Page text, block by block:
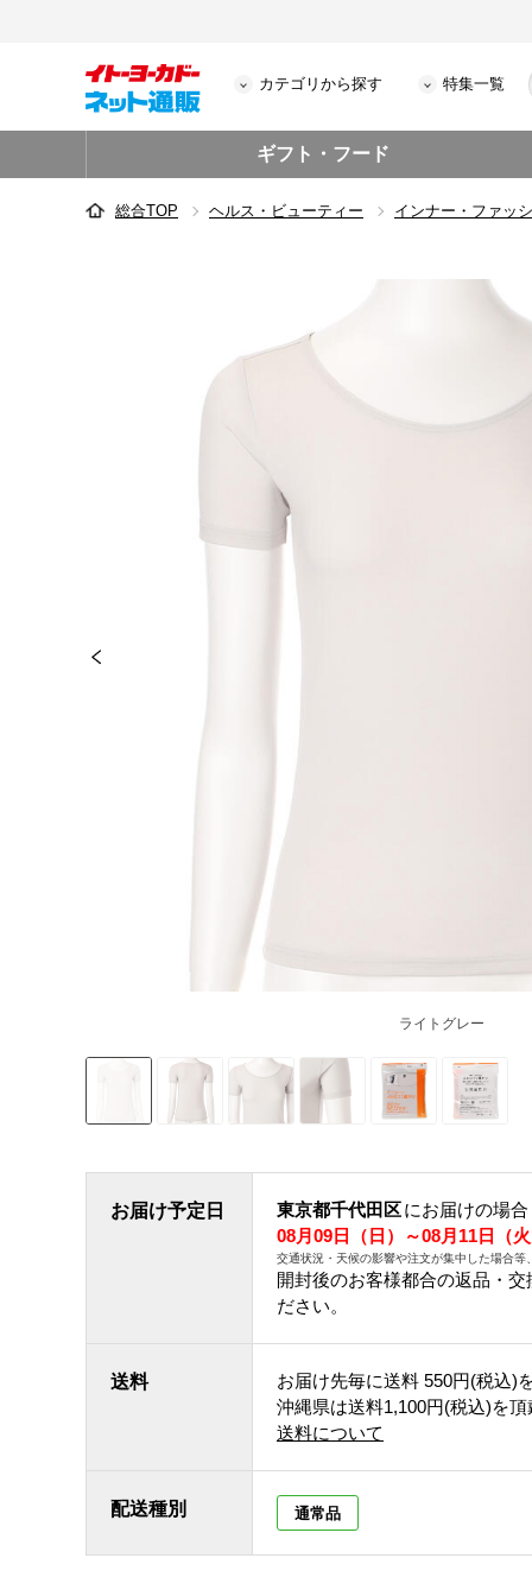
カテゴリから探す 特集一覧
ギフト・フード
総合TOP ヘルス・ビューティー インナー・ファッ
ライトグレー
お届け予定日 東京都千代田区にお届けの場合
08月09日（日）～08月11日（
交通状況・天候の影響や注文が集中した場合
開封後のお客様都合の返品・
ださい。
送料 お届け先毎に送料 550円(税込)
沖縄県は送料1,100円(税込)を
送料について
配送種別 通常品